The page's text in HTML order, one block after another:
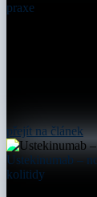
praxe
přejít na článek
Ustekinumab –
kolitidy